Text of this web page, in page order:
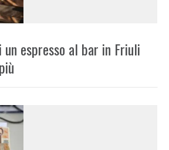
espresso al bar in Friuli